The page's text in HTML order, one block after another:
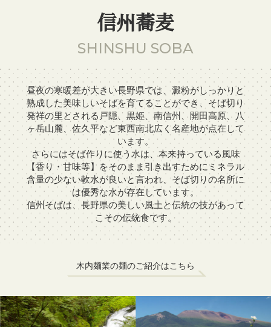
信州蕎麦
SHINSHU SOBA
昼夜の寒暖差が大きい長野県では、澱粉がしっかりと
熟成した美味しいそばを育てることができ、そば切り
発祥の里とされる戸隠、黒姫、南信州、開田高原、八
ヶ岳山麓、佐久平など東西南北広く名産地が点在して
います。
さらにはそば作りに使う水は、本来持っている風味
【香り・甘味等】をそのまま引き出すためにミネラル
含量の少ない軟水が良いと言われ、そば切りの名所に
は優秀な水が存在しています。
信州そばは、長野県の美しい風土と伝統の技があって
こその伝統食です。
木内麺業の麺のご紹介はこちら